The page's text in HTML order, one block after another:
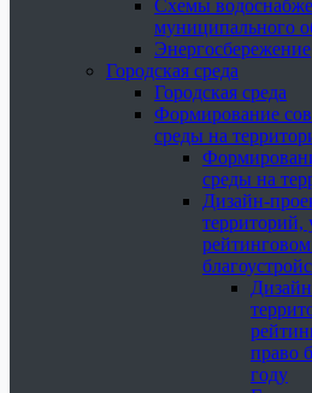
Схемы
муниципального
Энергосбережение
Городская среда
Городская среда
Формирование
среды на
среды на
Дизайн-
территорий,
право
году